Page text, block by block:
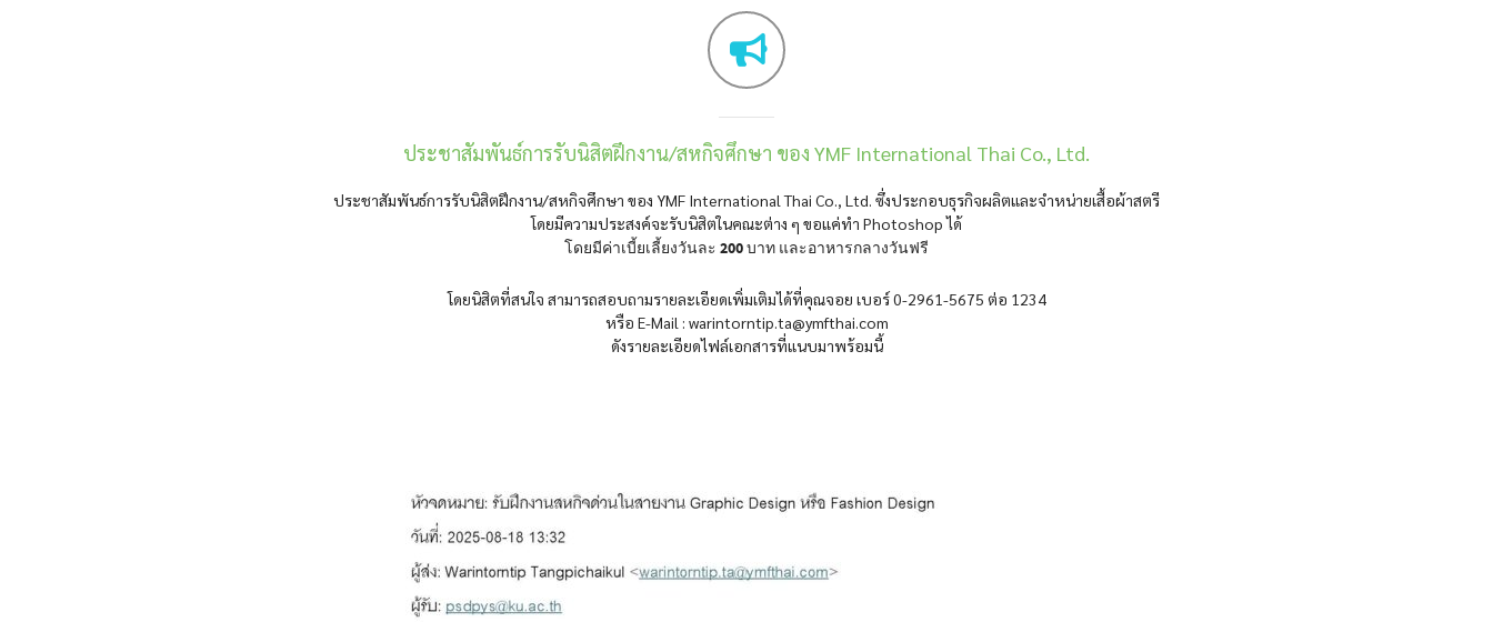
ประชาสัมพันธ์การรับนิสิตฝึกงาน/สหกิจศึกษา ของ YMF International Thai Co., Ltd.
ประชาสัมพันธ์การรับนิสิตฝึกงาน/สหกิจศึกษา ของ YMF International Thai Co., Ltd. ซึ่งประกอบธุรกิจผลิตและจำหน่ายเสื้อผ้าสตรี
โดยมีความประสงค์จะรับนิสิตในคณะต่าง ๆ ขอแค่ทำ Photoshop ได้
โดยมีค่าเบี้ยเลี้ยงวันละ 200 บาท และอาหารกลางวันฟรี
โดยนิสิตที่สนใจ สามารถสอบถามรายละเอียดเพิ่มเติมได้ที่คุณจอย เบอร์ 0-2961-5675 ต่อ 1234
หรือ E-Mail : warintorntip.ta@ymfthai.com
ดังรายละเอียดไฟล์เอกสารที่แนบมาพร้อมนี้